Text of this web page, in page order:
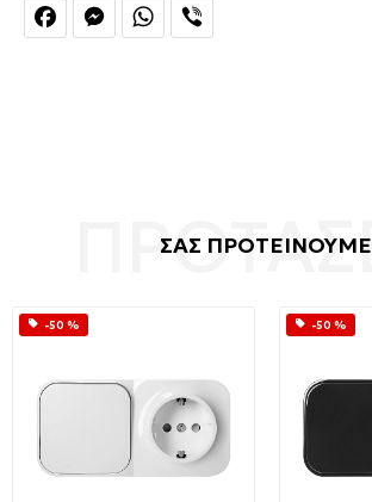
FacebookMessengerWhatsApp
ΣΑΣ ΠΡΟΤΕΙΝΟΥΜΕ
-50 % -50 %